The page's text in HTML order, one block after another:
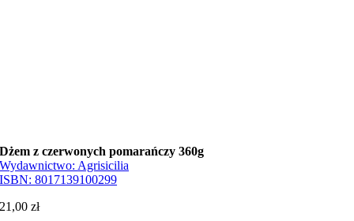
Dżem z czerwonych pomarańczy 360g
Wydawnictwo: Agrisicilia
ISBN:8017139100299
21,00zł